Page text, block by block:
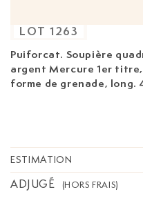
Puiforcat. Soupière
argent Mercure 1er titre,
forme de grenade, long.
LOT 1263
ESTIMATION
ADJUGÉ (HORS FRAIS)